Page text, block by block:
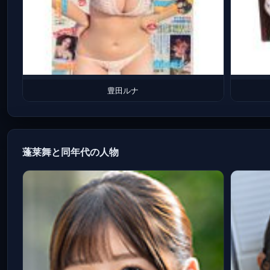
豊田ルナ
蓬莱舞と同年代の人物